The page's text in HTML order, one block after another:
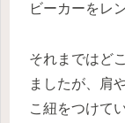
ビーカーをレ
それまではど
ましたが、肩
こ紐をつけて